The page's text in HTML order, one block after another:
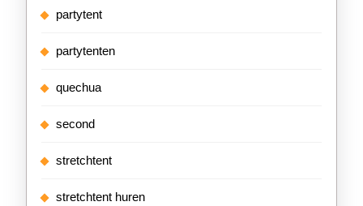
partytent
partytenten
quechua
second
stretchtent
stretchtent huren